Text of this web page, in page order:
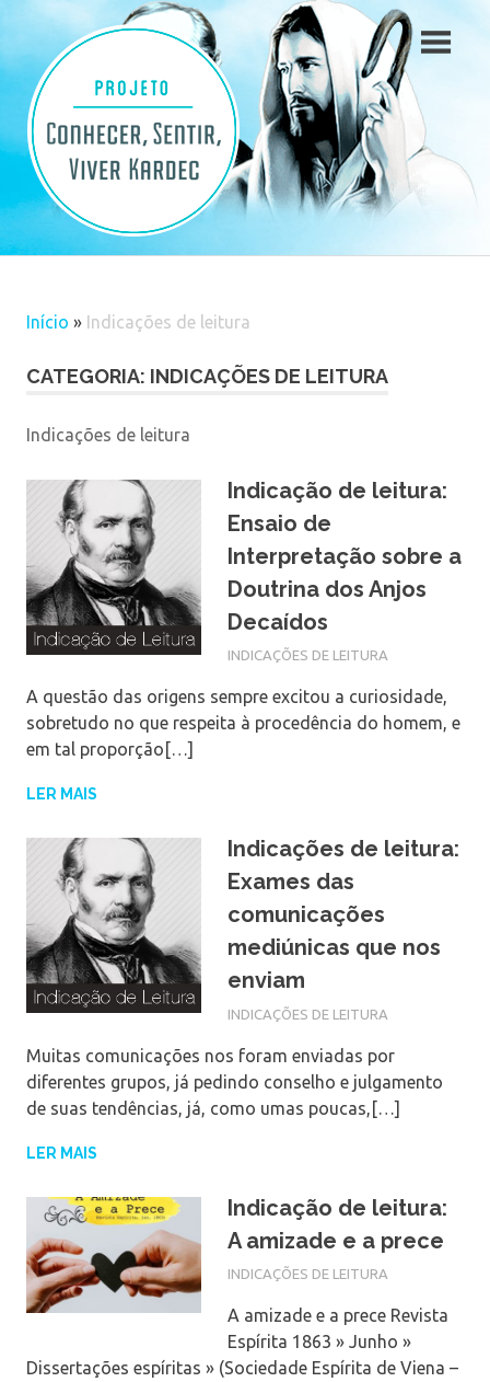
content
Início » Indicações de leitura
CATEGORIA: INDICAÇÕES DE LEITURA
Indicações de leitura
Indicação de leitura:
Ensaio de
Interpretação sobre a
Doutrina dos Anjos
Decaídos
INDICAÇÕES DE LEITURA
A questão das origens sempre excitou a curiosidade,
sobretudo no que respeita à procedência do homem, e
em tal proporção[…]
LER MAIS
Indicações de leitura:
Exames das
comunicações
mediúnicas que nos
enviam
INDICAÇÕES DE LEITURA
Muitas comunicações nos foram enviadas por
diferentes grupos, já pedindo conselho e julgamento
de suas tendências, já, como umas poucas,[…]
LER MAIS
Indicação de leitura:
A amizade e a prece
INDICAÇÕES DE LEITURA
A amizade e a prece Revista
Espírita 1863 » Junho »
Dissertações espíritas » (Sociedade Espírita de Viena –